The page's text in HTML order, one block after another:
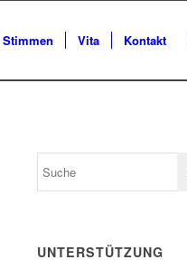
Stimmen Vita Kontakt
UNTERSTÜTZUNG